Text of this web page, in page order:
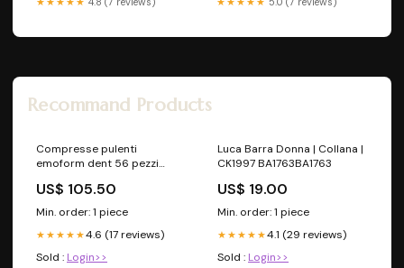
Recommand Products
Compresse pulenti
emoform dent 56 pezzi
US$ 105.50
Min. order: 1 piece
★★★★★4.6 (17 reviews)
Sold : Login>>
Luca Barra Donna | Collana |
CK1997 BA1763BA1763
US$ 19.00
Min. order: 1 piece
★★★★★4.1 (29 reviews)
Sold : Login>>